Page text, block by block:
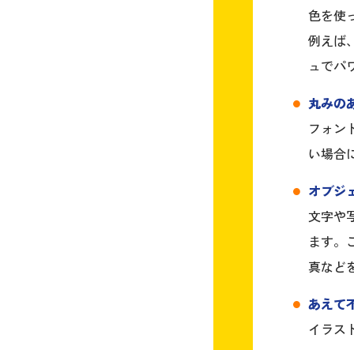
色を使
例えば
ュでパ
丸みの
フォン
い場合
オブジ
文字や
ます。
真など
あえて
イラス